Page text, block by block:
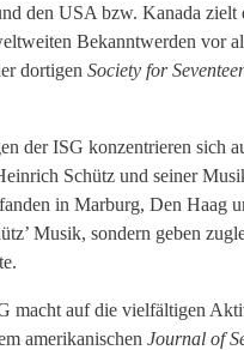
den USA bzw. Kanada
Bekanntwerden vor
dortigen Society for
der ISG konzentrieren sich
Schütz und seiner
in Marburg, Den Haag
Musik, sondern geben
macht auf die vielfältigen
amerikanischen Journal of